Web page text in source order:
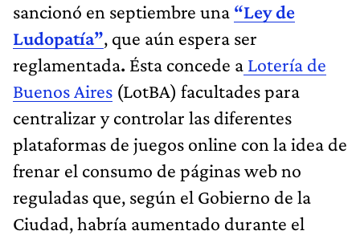
sancionó en septiembre una “Ley de
Ludopatía”, que aún espera ser
reglamentada. Ésta concede a Lotería de
Buenos Aires (LotBA) facultades para
centralizar y controlar las diferentes
plataformas de juegos online con la idea de
frenar el consumo de páginas web no
reguladas que, según el Gobierno de la
Ciudad, habría aumentado durante el